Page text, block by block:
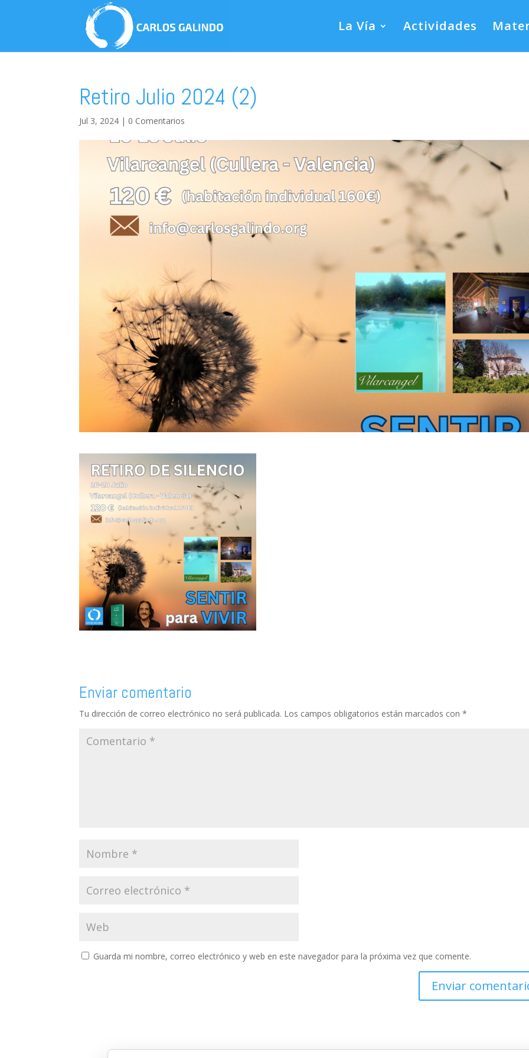
La Vía Actividades
Retiro Julio 2024 (2)
Jul 3, 2024 | 0 Comentarios
Enviar comentario
Tu dirección de correo electrónico no será publicada. Los campos obligatorios están marcados con*
Guarda mi nombre, correo electrónico y web en este navegador para la próxima vez que comente.